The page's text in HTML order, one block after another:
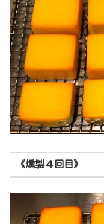
《燻製４回目》